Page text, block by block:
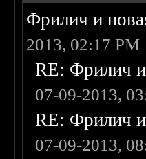
Фрилич и
2013, 02:17 PM
RE: Фрилич
07-09-2013,
RE: Фрилич
07-09-2013,